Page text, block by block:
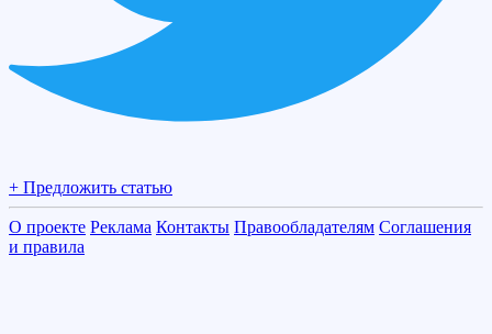
+ Предложить статью
О проекте Реклама Контакты Правообладателям Соглашения
и правила